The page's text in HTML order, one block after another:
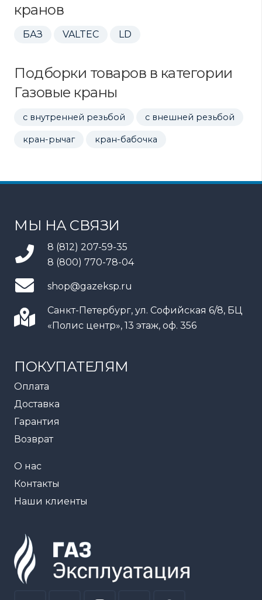
кранов
БАЗ VALTEC LD
Подборки товаров в категории
Газовые краны
с внутренней резьбой с внешней резьбой
кран-рычаг кран-бабочка
ПОКУПАТЕЛЯМ
Оплата
Доставка
Гарантия
Возврат
О нас
Контакты
Наши клиенты
МЫ НА СВЯЗИ
8 (812) 207-59-35
8 (800) 770-78-04
shop@gazeksp.ru
Санкт-Петербург, ул. Софийская 6/8, БЦ
«Полис центр», 13 этаж, оф. 356